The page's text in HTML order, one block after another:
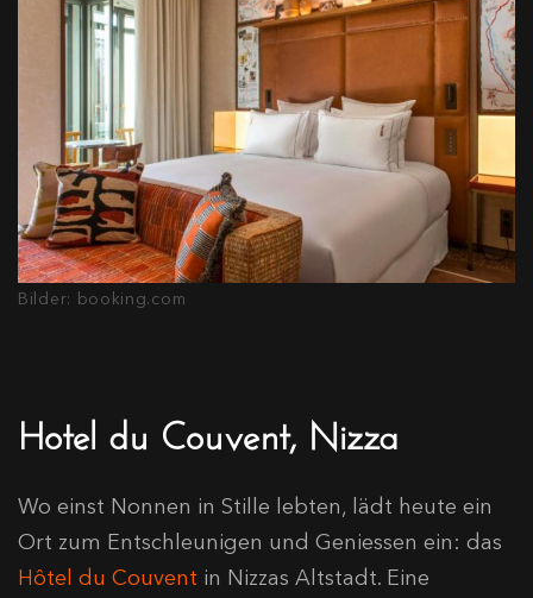
Bilder: booking.com
Hotel du Couvent, Nizza
Wo einst Nonnen in Stille lebten, lädt heute ein
Ort zum Entschleunigen und Geniessen ein: das
Hôtel du Couvent in Nizzas Altstadt. Eine